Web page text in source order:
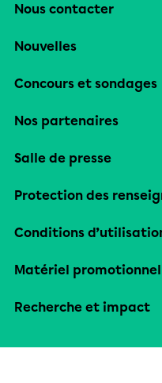
Nous contacter
Nouvelles
Concours et sondages
Nos partenaires
Salle de presse
Protection des
Conditions
Matériel promotionnel
Recherche et impact